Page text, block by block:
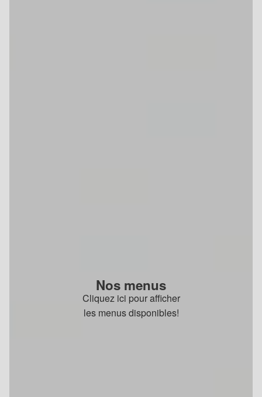
Nos menus
Cliquez ici pour afficher
les menus disponibles!